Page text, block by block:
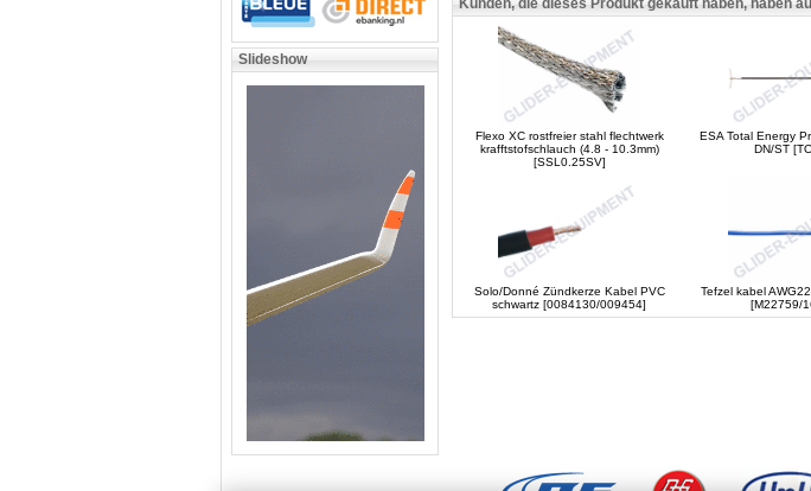
Slideshow
Kunden, die dieses Produkt gekauft haben, haben
Flexo XC rostfreier stahl flechtwerk
krafftstofschlauch (4.8 - 10.3mm)
[SSL0.25SV]
ESA Total Energy
DN/ST
Solo/Donné Zündkerze Kabel PVC
schwartz [0084130/009454]
Tefzel kabel
[M22759/